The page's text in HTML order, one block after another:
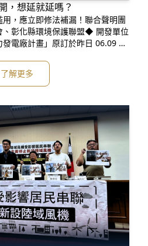
，想延就延嗎？
，應立即修法補漏！聯合聲明團
、彰化縣環境保護聯盟◆ 開發單位
電廠計畫」原訂於昨日 06.09 1
午，因開發單位的要求而 #臨時
卻潛藏環評機制的漏洞，與企業
環境部第一次在環評前一天，配
化縣環境保護聯盟的紀錄，這已
了解更多